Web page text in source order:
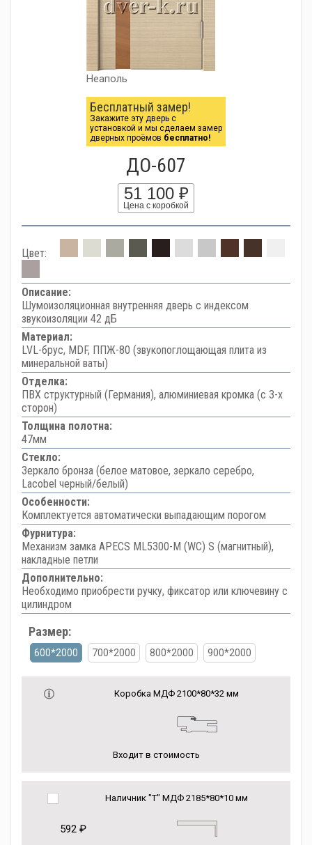
Неаполь
Бесплатный замер!
Закажите эту дверь с
установкой и мы сделаем замер
дверных проёмов бесплатно!
ДО-607
51 100 ₽
Цена с коробкой
Цвет:
Описание:
Шумоизоляционная внутренняя дверь с индексом
звукоизоляции 42 дБ
Материал:
LVL-брус, MDF, ППЖ-80 (звукопоглощающая плита из
минеральной ваты)
Отделка:
ПВХ структурный (Германия), алюминиевая кромка (с 3-х
сторон)
Толщина полотна:
47мм
Стекло:
Зеркало бронза (белое матовое, зеркало серебро,
Lacobel черный/белый)
Особенности:
Комплектуется автоматически выпадающим порогом
Фурнитура:
Механизм замка APECS ML5300-M (WC) S (магнитный),
накладные петли
Дополнительно:
Необходимо приобрести ручку, фиксатор или ключевину с
цилиндром
Размер:
600*2000 700*2000 800*2000 900*2000
Коробка МДФ 2100*80*32 мм
Входит в стоимость
Наличник "Т" МДФ 2185*80*10 мм
592 ₽